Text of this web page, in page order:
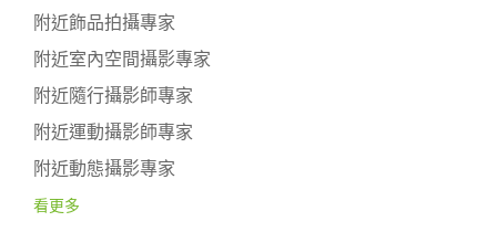
附近飾品拍攝專家
附近室內空間攝影專家
附近隨行攝影師專家
附近運動攝影師專家
附近動態攝影專家
看更多